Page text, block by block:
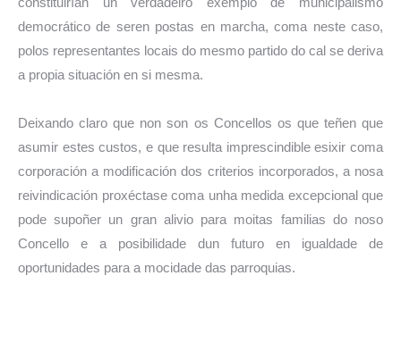
democrático de seren postas en marcha, coma neste caso,
polos representantes locais do mesmo partido do cal se deriva
a propia situación en si mesma.
Deixando claro que non son os Concellos os que teñen que
asumir estes custos, e que resulta imprescindible esixir coma
corporación a modificación dos criterios incorporados, a nosa
reivindicación proxéctase coma unha medida excepcional que
pode supoñer un gran alivio para moitas familias do noso
Concello e a posibilidade dun futuro en igualdade de
oportunidades para a mocidade das parroquias.